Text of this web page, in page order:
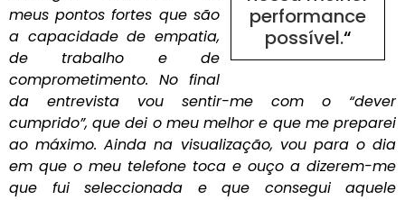
performance
possível.“
meus pontos fortes que são
a capacidade de empatia,
de trabalho e de
comprometimento. No final
da entrevista vou sentir-me com o “dever
cumprido”, que dei o meu melhor e que me preparei
ao máximo. Ainda na visualização, vou para o dia
em que o meu telefone toca e ouço a dizerem-me
que fui seleccionada e que consegui aquele